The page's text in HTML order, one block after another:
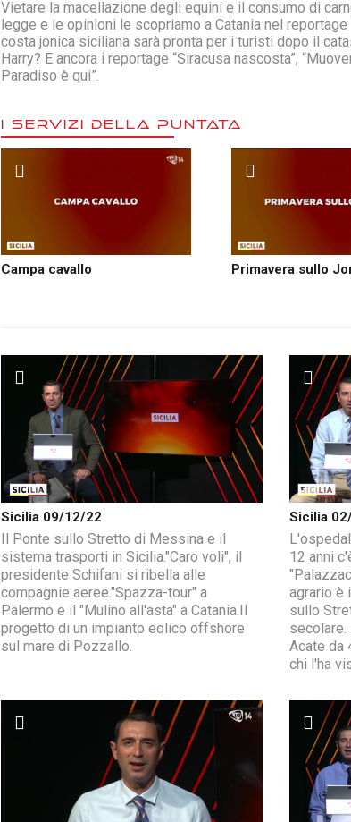
Vietare la macellazione degli equini e il consumo di
legge e le opinioni le scopriamo a Catania nel reportage
costa jonica siciliana sarà pronta per i turisti dopo il
Harry? E ancora i reportage “Siracusa nascosta”,
Paradiso è qui”.
I SERVIZI DELLA PUNTATA
Campa cavallo Primavera sullo
Sicilia 09/12/22
Il Ponte sullo Stretto di Messina e il
sistema trasporti in Sicilia."Caro voli", il
presidente Schifani si ribella alle
compagnie aeree."Spazza-tour" a
Palermo e il "Mulino all'asta" a Catania.Il
progetto di un impianto eolico offshore
sul mare di Pozzallo.
Sicilia
12 anni
agrario è
sullo
secolare.
Acate da
chi l'ha